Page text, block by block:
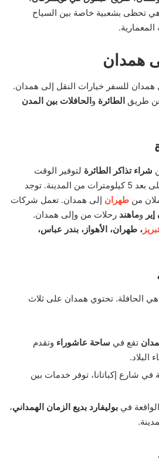
تحظى بشعبية خاصة بين السياح
المعمارية.
همدان
همدان للسفر خيارات النقل إلى همدان.
طريق الطائرة والحافلات بين المدن
شراء تذاكر الطائرة لتوفير الوقت
والجهد. يقع مطار همدان على بعد 5 كيلومترات من المدينة. توجد
من طهران إلى همدان. تعمل شركات
وماهند رحلات من وإلى همدان.
تبريز ، طهران، الأهواز، بندر عباس،
الحافلة. تحتوي همدان على ثلاث
تقع في ساحة عاشوراء وتقدم
البلاد.
في شارع إكباتانا، توفر خدمات بين
في بوليفارد بديع الزمان الهمداني،